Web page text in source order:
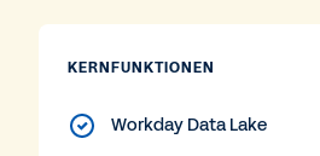
KERNFUNKTIONEN
Workday Data Lake